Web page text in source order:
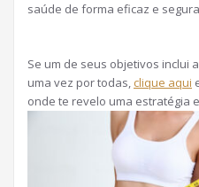
saúde de forma eficaz e
Se um de seus objetivos inclui
uma vez por todas, clique aqui
onde te revelo uma estratégia